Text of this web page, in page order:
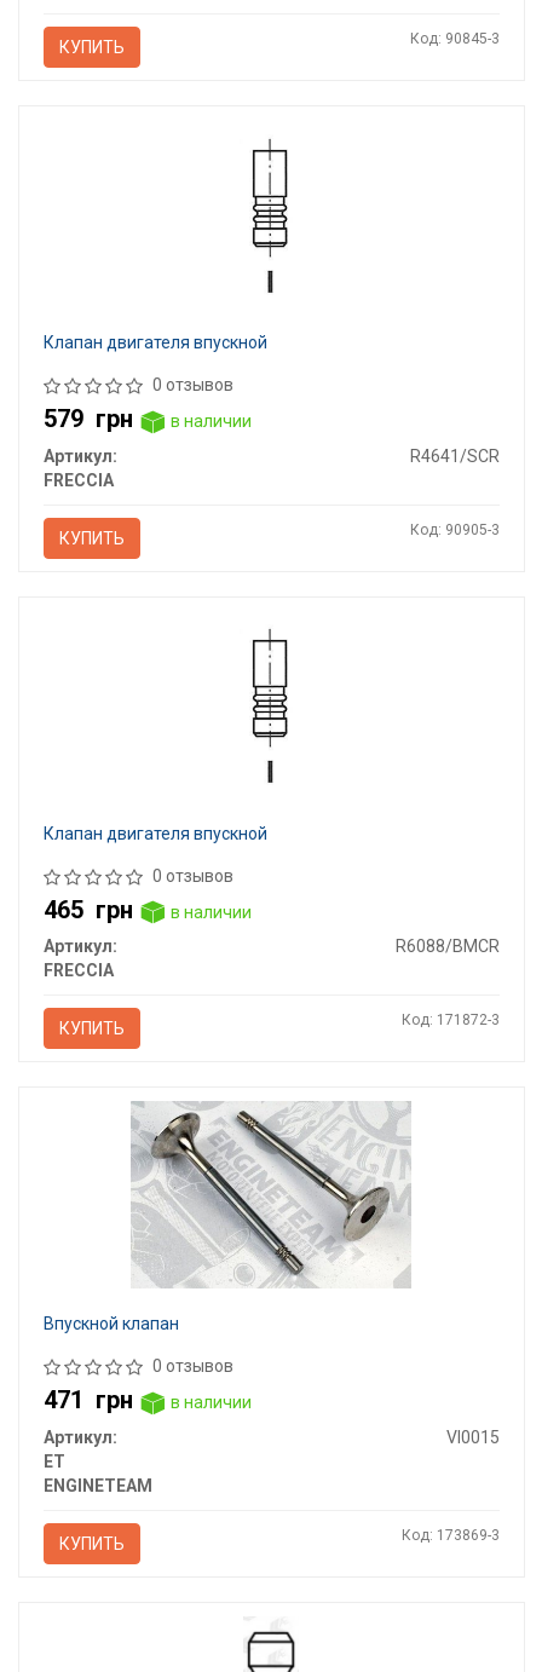
КУПИТЬ Код: 90845-3
Клапан двигателя впускной
0 отзывов
579 грн
в наличии
Артикул:
R4641/SCR
FRECCIA
КУПИТЬ Код: 90905-3
Клапан двигателя впускной
0 отзывов
465 грн
в наличии
Артикул:
R6088/BMCR
FRECCIA
КУПИТЬ Код: 171872-3
Впускной клапан
0 отзывов
471 грн
в наличии
Артикул:
VI0015
ET
ENGINETEAM
КУПИТЬ Код: 173869-3